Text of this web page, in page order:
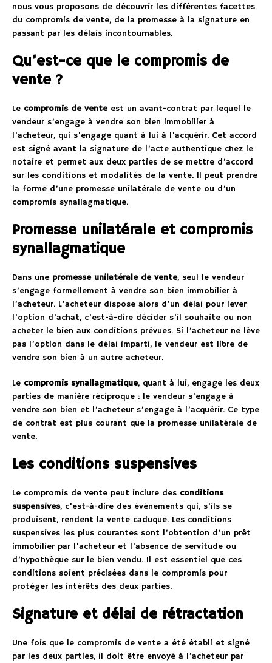
nous vous proposons de découvrir les différentes facettes
du compromis de vente, de la promesse à la signature en
passant par les délais incontournables.
Qu’est-ce que le compromis de
vente ?
Le compromis de venteest un avant-contrat par lequel le
vendeur s’engage à vendre son bien immobilier à
l’acheteur, qui s’engage quant à lui à l’acquérir. Cet accord
est signé avant la signature de l’acte authentique chez le
notaire et permet aux deux parties de se mettre d’accord
sur les conditions et modalités de la vente. Il peut prendre
la forme d’une promesse unilatérale de vente ou d’un
compromis synallagmatique.
Promesse unilatérale et compromis
synallagmatique
Dans une promesse unilatérale de vente, seul le vendeur
s’engage formellement à vendre son bien immobilier à
l’acheteur. L’acheteur dispose alors d’un délai pour lever
l’option d’achat, c’est-à-dire décider s’il souhaite ou non
acheter le bien aux conditions prévues. Si l’acheteur ne lève
pas l’option dans le délai imparti, le vendeur est libre de
vendre son bien à un autre acheteur.
Le compromis synallagmatique, quant à lui, engage les deux
parties de manière réciproque : le vendeur s’engage à
vendre son bien et l’acheteur s’engage à l’acquérir. Ce type
de contrat est plus courant que la promesse unilatérale de
vente.
Les conditions suspensives
Le compromis de vente peut inclure des conditions
suspensives, c’est-à-dire des événements qui, s’ils se
produisent, rendent la vente caduque. Les conditions
suspensives les plus courantes sont l’obtention d’un prêt
immobilier par l’acheteur et l’absence de servitude ou
d’hypothèque sur le bien vendu. Il est essentiel que ces
conditions soient précisées dans le compromis pour
protéger les intérêts des deux parties.
Signature et délai de rétractation
Une fois que le compromis de vente a été établi et signé
par les deux parties, il doit être envoyé à l’acheteur par